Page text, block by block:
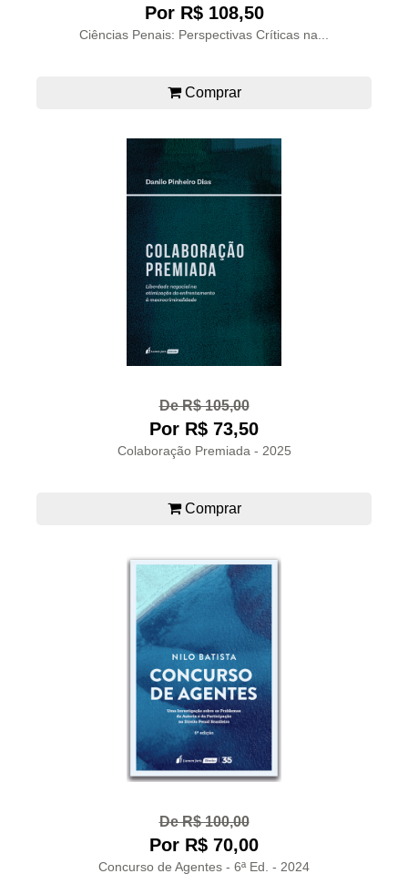
Por R$ 108,50
Ciências Penais: Perspectivas Críticas na...
Comprar
De R$ 105,00
Por R$ 73,50
Colaboração Premiada - 2025
Comprar
De R$ 100,00
Por R$ 70,00
Concurso de Agentes - 6ª Ed. - 2024